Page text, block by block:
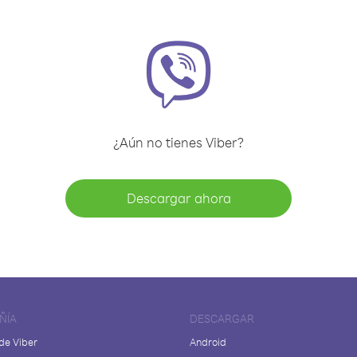
¿Aún no tienes Viber?
Descargar ahora
Viber
DESCARGAR
Android